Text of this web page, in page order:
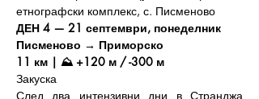
етнографски комплекс, с. Писменово
ДЕН 4 — 21 септември, понеделник
Писменово → Приморско
11 км | ⛰️ +120 м / -300 м
Закуска
След два интензивни дни в Странджа